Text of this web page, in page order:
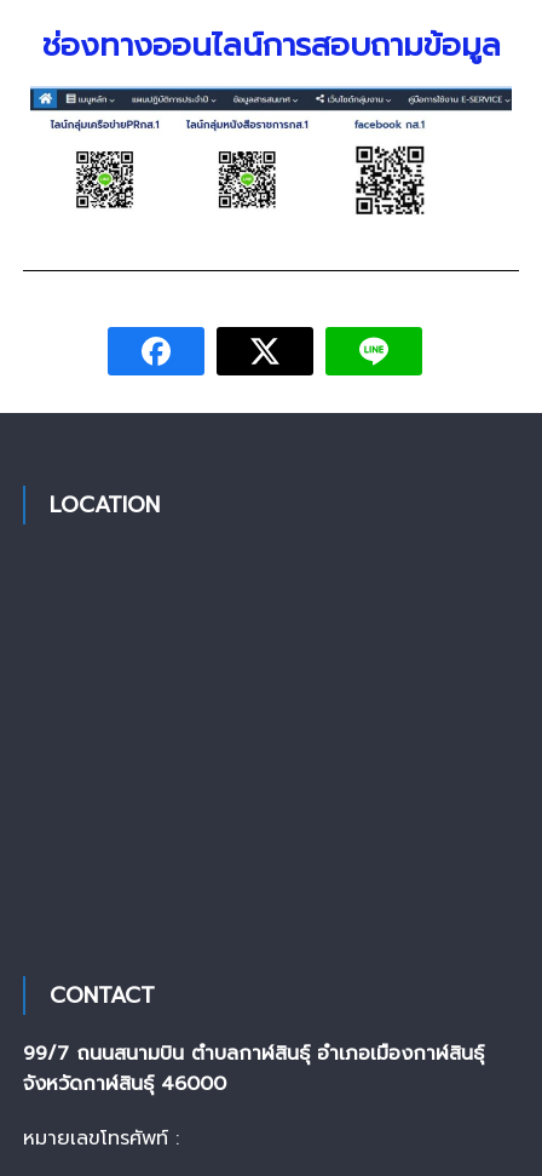
ช่องทางออนไลน์การสอบถามข้อมูล
LOCATION
CONTACT
99/7 ถนนสนามบิน ตำบลกาฬสินธุ์ อำเภอเมืองกาฬสินธุ์
จังหวัดกาฬสินธุ์ 46000
หมายเลขโทรศัพท์ :